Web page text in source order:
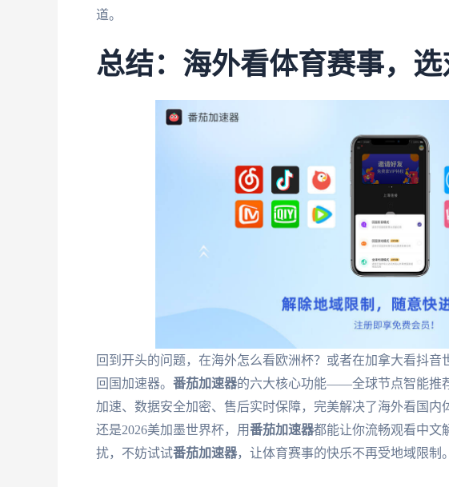
道。
总结：海外看体育赛事，
回到开头的问题，在海外怎么看欧洲杯？或者在加拿大看抖
回国加速器。 番茄加速器的六大核心功能——全球节点智能推
加速、数据安全加密、售后实时保障，完美解决了海外看国
还是2026美加墨世界杯，用番茄加速器都能让你流畅观看中文
扰，不妨试试番茄加速器，让体育赛事的快乐不再受地域限制。